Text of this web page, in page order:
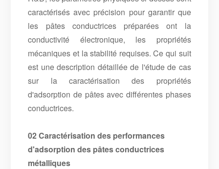
caractérisés avec précision pour garantir que
les pâtes conductrices préparées ont la
conductivité électronique, les propriétés
mécaniques et la stabilité requises. Ce qui suit
est une description détaillée de l'étude de cas
sur la caractérisation des propriétés
d'adsorption de pâtes avec différentes phases
conductrices.
02 Caractérisation des performances
d'adsorption des pâtes conductrices
métalliques